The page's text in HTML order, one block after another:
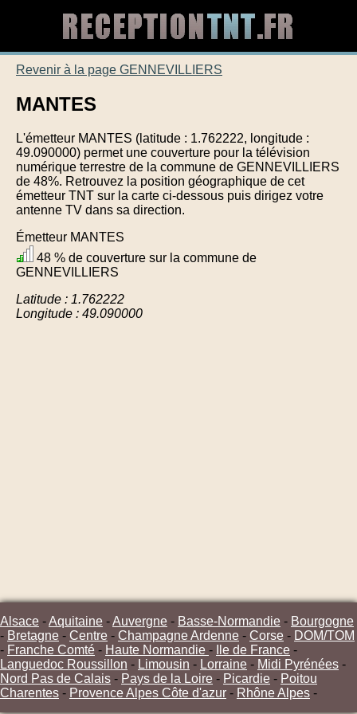
Revenir à la page GENNEVILLIERS
MANTES
L'émetteur MANTES (latitude : 1.762222, longitude :
49.090000) permet une couverture pour la télévision
numérique terrestre de la commune de GENNEVILLIERS
de 48%. Retrouvez la position géographique de cet
émetteur TNT sur la carte ci-dessous puis dirigez votre
antenne TV dans sa direction.
Émetteur MANTES
48 % de couverture sur la commune de
GENNEVILLIERS
Latitude : 1.762222
Longitude : 49.090000
Alsace -Aquitaine -Auvergne - Basse-Normandie - Bourgogne
- Bretagne - Centre - Champagne Ardenne - Corse - DOM/TOM
- Franche Comté - Haute Normandie - Ile de France -
Languedoc Roussillon - Limousin - Lorraine - Midi Pyrénées -
Nord Pas de Calais - Pays de la Loire - Picardie - Poitou
Charentes - Provence Alpes Côte d'azur - Rhône Alpes -